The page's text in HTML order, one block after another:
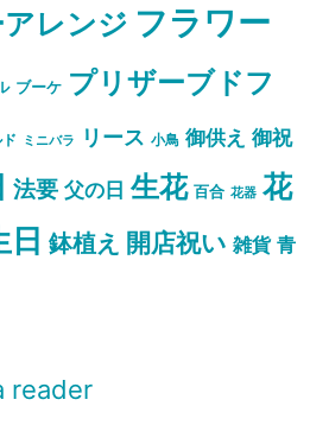
レンジ フラワー
ブーケ プリザーブドフ
ミニバラ リース 小鳥 御供え 御祝
法要 父の日 生花 百合 花器 花
日 鉢植え 開店祝い 雑貨 青
reader